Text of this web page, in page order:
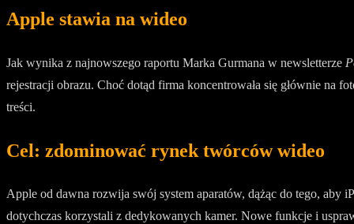
Apple stawia na wideo
Jak wynika z najnowszego raportu Marka Gurmana w newsletterze
rejestracji obrazu. Choć dotąd firma koncentrowała się głównie
treści.
Cel: zdominować rynek twórców wideo
Apple od dawna rozwija swój system aparatów, dążąc do tego, aby
dotychczas korzystali z dedykowanych kamer. Nowe funkcje i